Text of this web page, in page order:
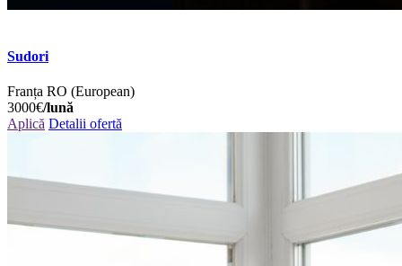
Sudori
Franța RO (European)
3000€/lună
Aplică Detalii ofertă